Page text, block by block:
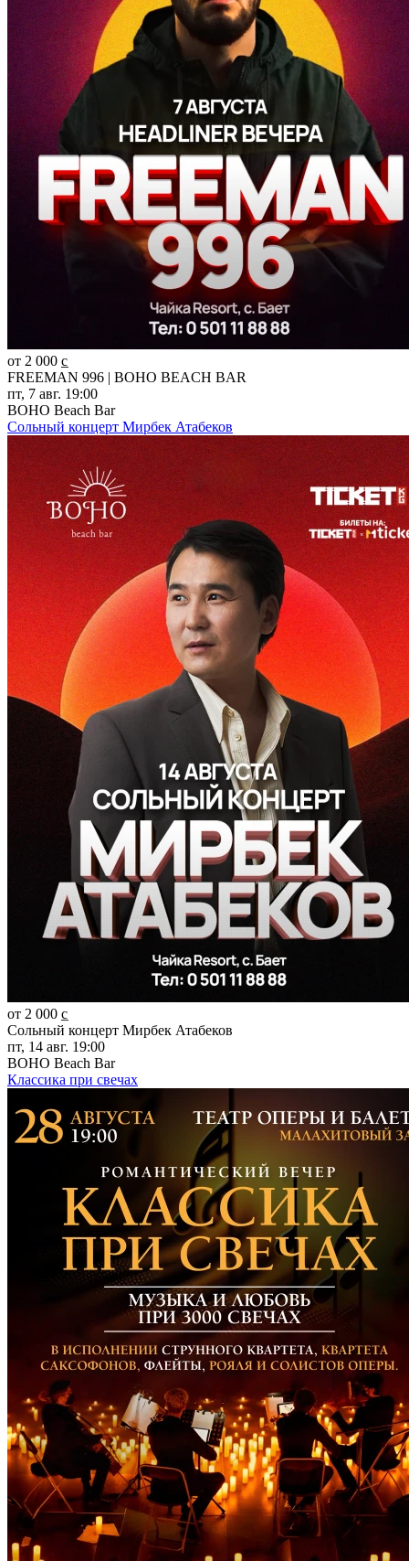
от 2 000 c̲
FREEMAN 996 | BOHO BEACH BAR
пт, 7 авг. 19:00
BOHO Beach Bar
Сольный концерт Мирбек Атабеков
от 2 000 c̲
Сольный концерт Мирбек Атабеков
пт, 14 авг. 19:00
BOHO Beach Bar
Классика при свечах